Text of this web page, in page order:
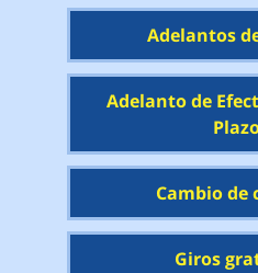
Adelantos
Adelanto de
Cambio de
Giros